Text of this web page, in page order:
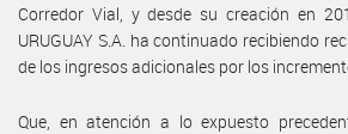
Corredor Vial, y desde su creación en
URUGUAY S.A. ha continuado recibiendo
de los ingresos adicionales por los
Que, en atención a lo expuesto